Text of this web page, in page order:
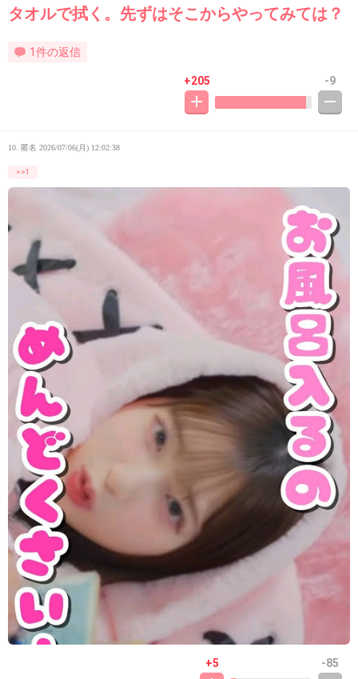
タオルで拭く。先ずはそこからやってみては？
1件の返信
+205 -9
10. 匿名 2026/07/06(月) 12:02:38
>>1
+5 -85